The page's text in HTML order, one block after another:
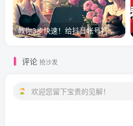
教你3步快速！给抖音帐号打标签！
评论 抢沙发
欢迎您留下宝贵的见解！